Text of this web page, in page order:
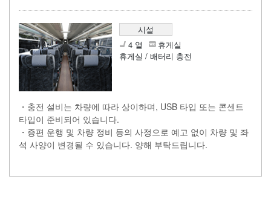
시설
4 열
휴게실
휴게실 / 배터리 충전
・충전 설비는 차량에 따라 상이하며, USB 타입 또는 콘센트
타입이 준비되어 있습니다.
・증편 운행 및 차량 정비 등의 사정으로 예고 없이 차량 및 좌
석 사양이 변경될 수 있습니다. 양해 부탁드립니다.